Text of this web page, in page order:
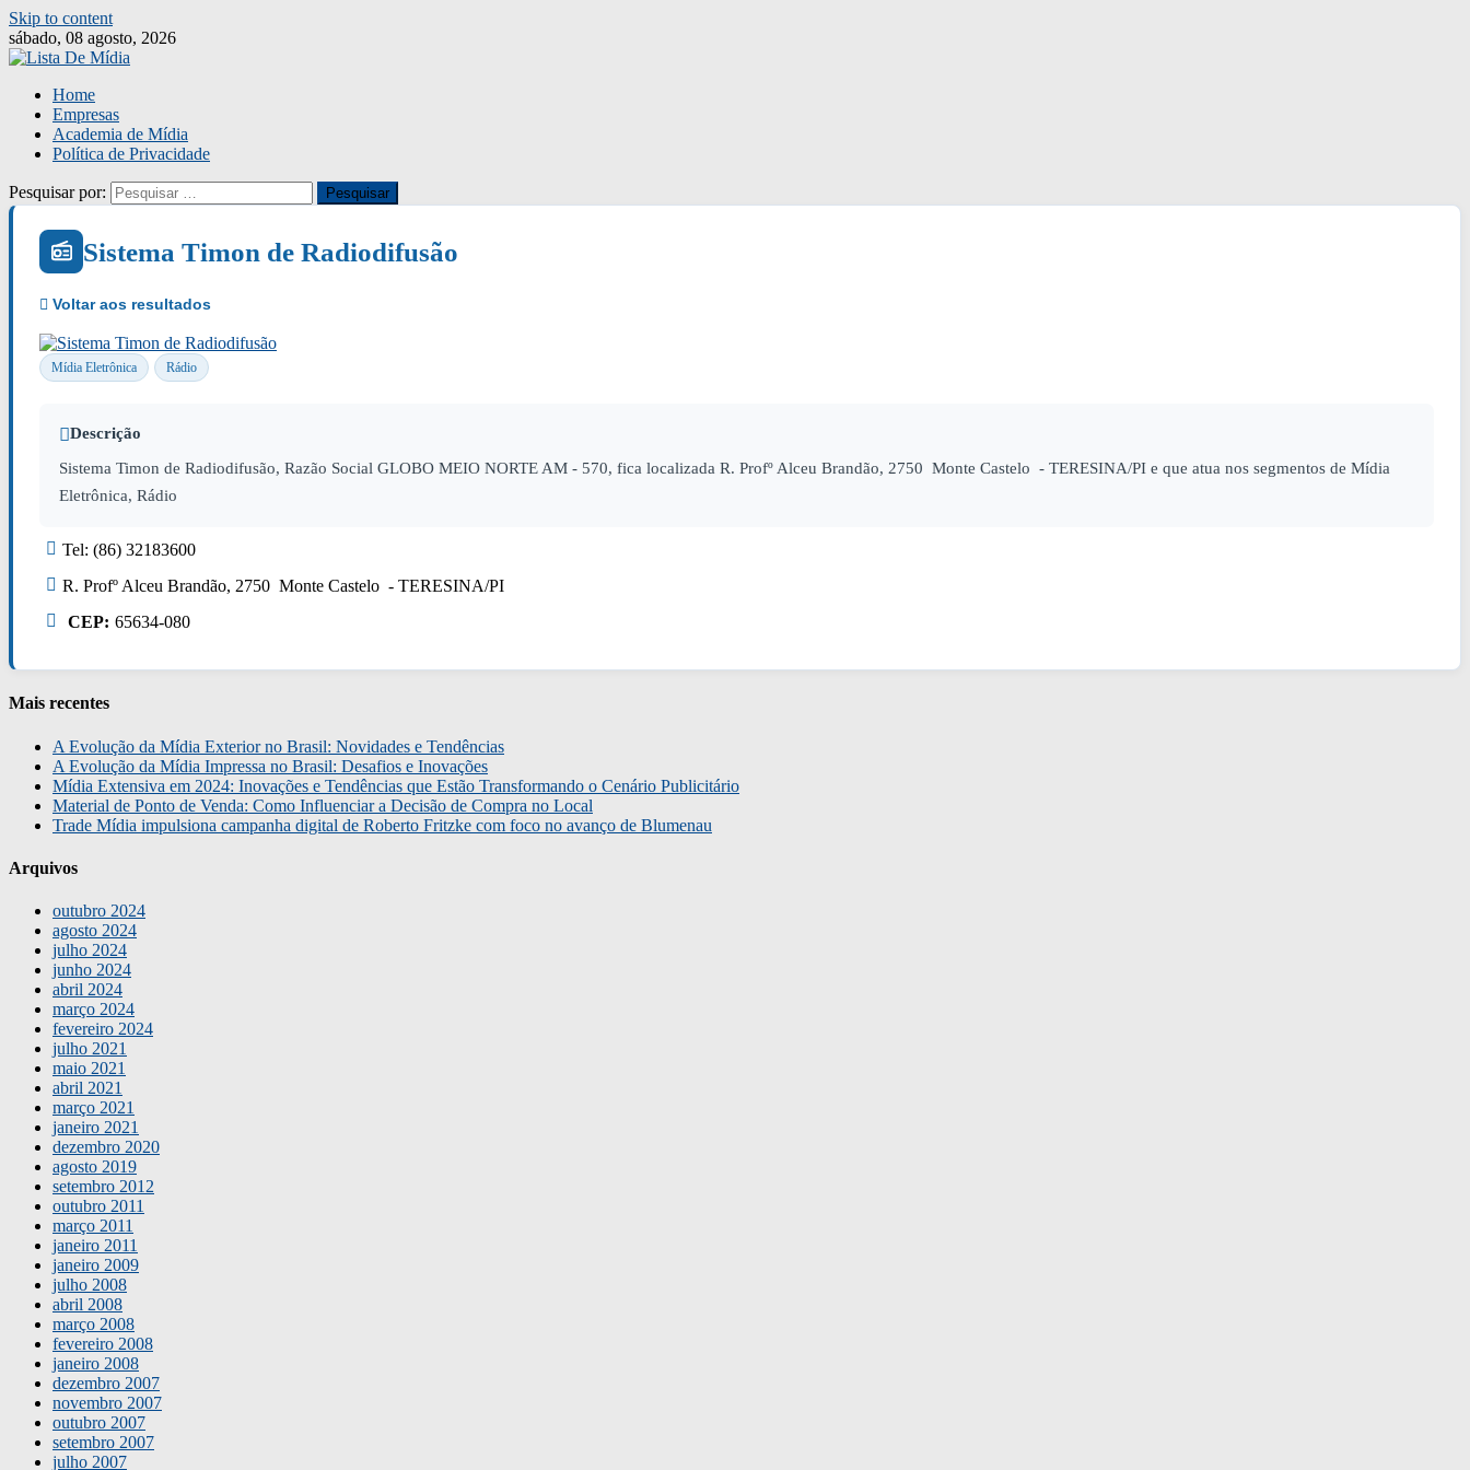
Skip to content
sábado, 08 agosto, 2026
Home
Empresas
Academia de Mídia
Política de Privacidade
Pesquisar por:
Sistema Timon de Radiodifusão
Mídia Eletrônica Rádio
Descrição
Sistema Timon de Radiodifusão, Razão Social GLOBO MEIO NORTE AM - 570, fica localizada R. Profº Alceu Brandão, 2750 Monte Castelo - TERESINA/PI e que atua nos segmentos de Mídia
Eletrônica, Rádio
Tel: (86) 32183600
R. Profº Alceu Brandão, 2750 Monte Castelo - TERESINA/PI
CEP: 65634-080
Mais recentes
A Evolução da Mídia Exterior no Brasil: Novidades e Tendências
A Evolução da Mídia Impressa no Brasil: Desafios e Inovações
Mídia Extensiva em 2024: Inovações e Tendências que Estão Transformando o Cenário Publicitário
Material de Ponto de Venda: Como Influenciar a Decisão de Compra no Local
Trade Mídia impulsiona campanha digital de Roberto Fritzke com foco no avanço de Blumenau
Arquivos
outubro 2024
agosto 2024
julho 2024
junho 2024
abril 2024
março 2024
fevereiro 2024
julho 2021
maio 2021
abril 2021
março 2021
janeiro 2021
dezembro 2020
agosto 2019
setembro 2012
outubro 2011
março 2011
janeiro 2011
janeiro 2009
julho 2008
abril 2008
março 2008
fevereiro 2008
janeiro 2008
dezembro 2007
novembro 2007
outubro 2007
setembro 2007
julho 2007